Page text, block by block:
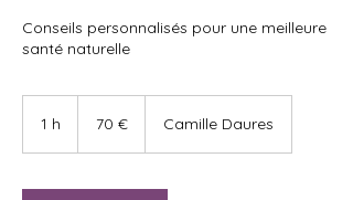
Conseils personnalisés pour une meilleure
santé naturelle
1 h 70 € Camille Daures